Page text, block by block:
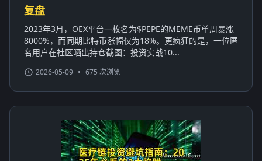
复盘
2023年3月，OEX平台一枚名为$PEPE的MEME币单周暴涨
8000%，而同期比特币涨幅仅为18%。更疯狂的是，一位匿
名用户在社区晒出持仓截图：投资实战10...
2026-05-09 • 675 次浏览